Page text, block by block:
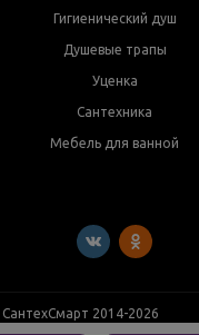
Гигиенический душ
Душевые трапы
Уценка
Сантехника
Мебель для ванной
2014-2026